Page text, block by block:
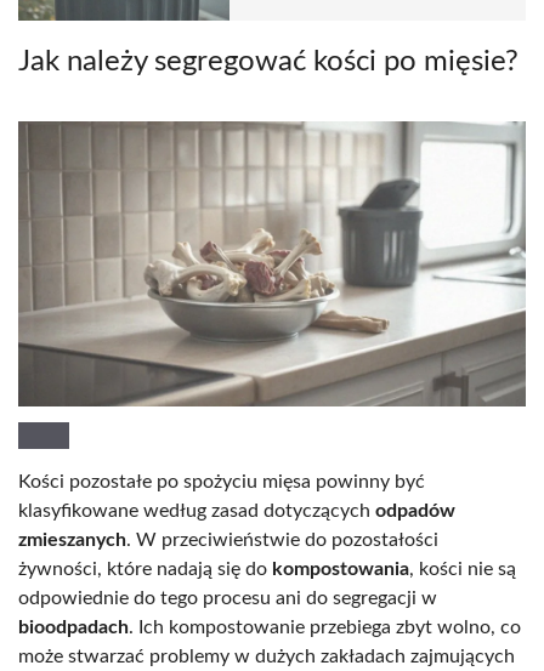
Jak należy segregować kości po mięsie?
Kości pozostałe po spożyciu mięsa powinny być
klasyfikowane według zasad dotyczących odpadów
zmieszanych. W przeciwieństwie do pozostałości
żywności, które nadają się do kompostowania, kości nie są
odpowiednie do tego procesu ani do segregacji w
bioodpadach. Ich kompostowanie przebiega zbyt wolno, co
może stwarzać problemy w dużych zakładach zajmujących